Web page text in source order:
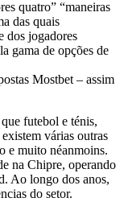
quatro” “maneiras
das quais
dos jogadores
gama de opções de
Mostbet – assim
futebol e ténis,
várias outras
e muito néanmoins.
na Chipre, operando
Ao longo dos anos,
do setor.